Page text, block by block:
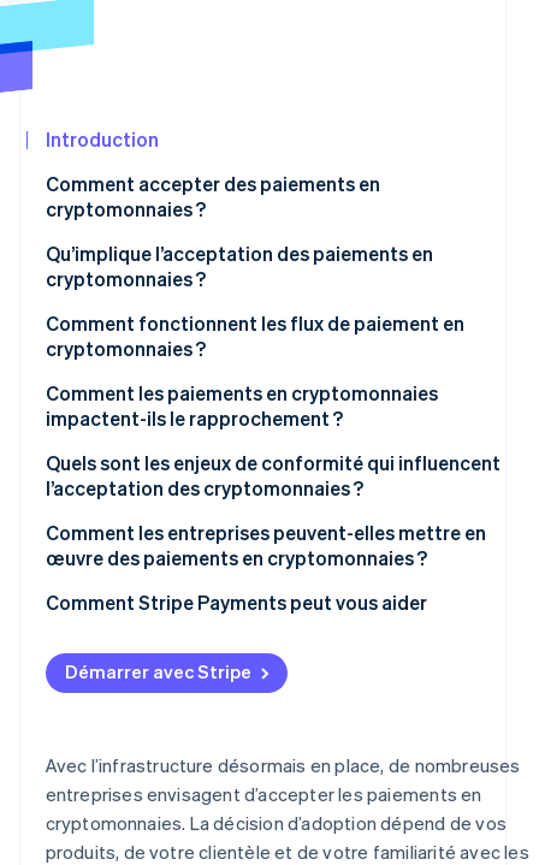
Radar
Constitution de start-up
Élimination du carbone
Vérification de l'identité
Stripe Sessions 2026
Découvrez comment Stripe construit l’infrastructure
Regarder la vidéo
Stripe App
Marketplace
Introduction
Comment accepter des paiements en
cryptomonnaies ?
Qu’implique l’acceptation des paiements en
cryptomonnaies ?
Comment fonctionnent les flux de paiement en
cryptomonnaies ?
Comment les paiements en cryptomonnaies
impactent-ils le rapprochement ?
Quels sont les enjeux de conformité qui influencent
l’acceptation des cryptomonnaies ?
Statut réglementaire
Contrôles KYC et AML
Transparence vis-à-vis des clients
Comment les entreprises peuvent-elles mettre en
œuvre des paiements en cryptomonnaies ?
Prenez en compte votre public et votre cas d’usage
Choisissez votre modèle d’acceptation
Déterminez la manière dont le règlement sera traité.
Mettez en place, puis surveillez
Comment Stripe Payments peut vous aider
Démarrer avec Stripe
Avec l’infrastructure désormais en place, de nombreuses
entreprises envisagent d’accepter les paiements en
cryptomonnaies. La décision d’adoption dépend de vos
produits, de votre clientèle et de votre familiarité avec les